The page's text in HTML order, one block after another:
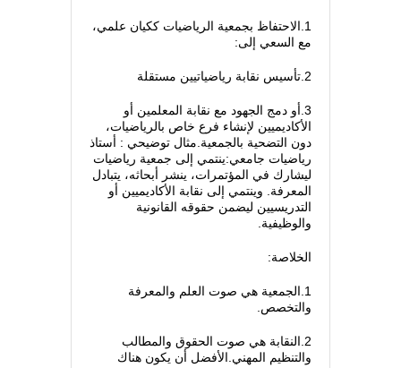
1.الاحتفاظ بجمعية الرياضيات ككيان علمي،
مع السعي إلى:
2.تأسيس نقابة رياضياتيين مستقلة
3.أو دمج الجهود مع نقابة المعلمين أو
الأكاديميين لإنشاء فرع خاص بالرياضيات،
دون التضحية بالجمعية.مثال توضيحي : أستاذ
رياضيات جامعي:ينتمي إلى جمعية رياضيات
ليشارك في المؤتمرات، ينشر أبحاثه، يتبادل
المعرفة. وينتمي إلى نقابة الأكاديميين أو
التدريسيين ليضمن حقوقه القانونية
والوظيفية.
الخلاصة:
1.الجمعية هي صوت العلم والمعرفة
والتخصص.
2.النقابة هي صوت الحقوق والمطالب
والتنظيم المهني.الأفضل أن يكون هناك